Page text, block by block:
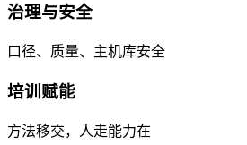
治理与安全
口径、质量、主机库安全
培训赋能
方法移交，人走能力在